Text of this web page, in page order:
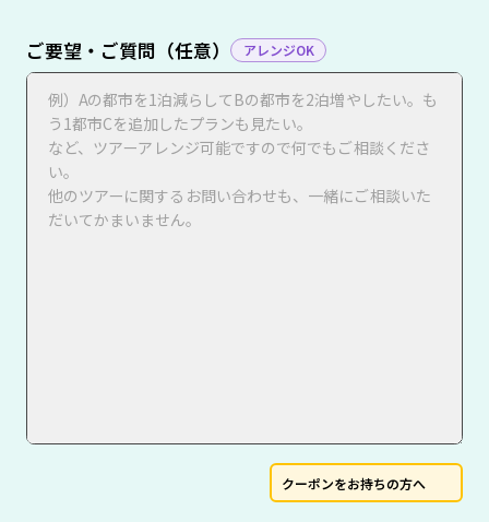
ご要望・ご質問（任意） アレンジOK
クーポンをお持ちの方へ